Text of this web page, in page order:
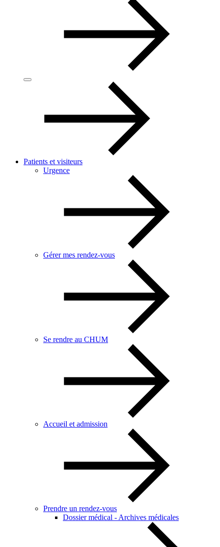
Patients et visiteurs
Urgence
Gérer mes rendez-vous
Se rendre au CHUM
Accueil et admission
Prendre un rendez-vous
Dossier médical - Archives médicales